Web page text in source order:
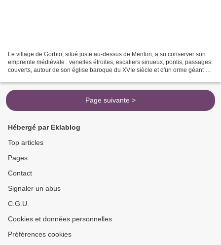
Le village de Gorbio, situé juste au-dessus de Menton, a su conserver son
empreinte médiévale : venelles étroites, escaliers sinueux, pontis, passages
couverts, autour de son église baroque du XVIe siècle et d'un orme géant de
Page suivante >
Hébergé par Eklablog
Top articles
Pages
Contact
Signaler un abus
C.G.U.
Cookies et données personnelles
Préférences cookies